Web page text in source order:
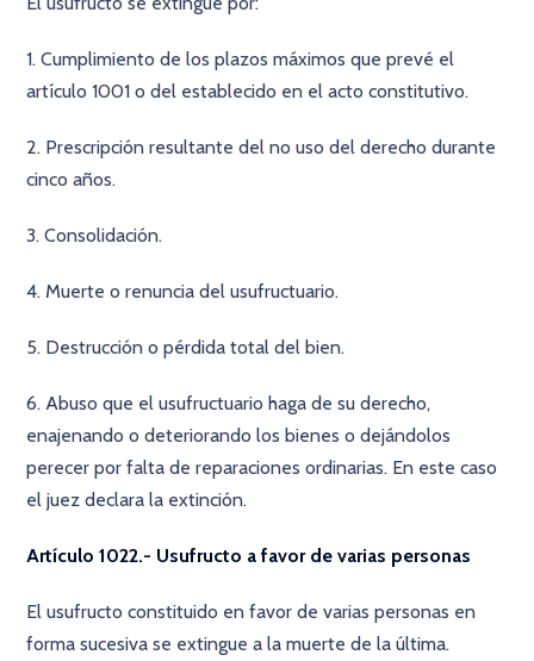
1. Cumplimiento de los plazos máximos que prevé el
artículo 1001 o del establecido en el acto constitutivo.
2. Prescripción resultante del no uso del derecho durante
cinco años.
3. Consolidación.
4. Muerte o renuncia del usufructuario.
5. Destrucción o pérdida total del bien.
6. Abuso que el usufructuario haga de su derecho,
enajenando o deteriorando los bienes o dejándolos
perecer por falta de reparaciones ordinarias. En este caso
el juez declara la extinción.
Artículo 1022.- Usufructo a favor de varias personas
El usufructo constituido en favor de varias personas en
forma sucesiva se extingue a la muerte de la última.